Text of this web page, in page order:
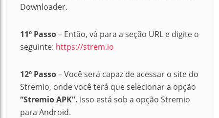
Downloader.
11º Passo– Então, vá para a seção URL e digite o
seguinte: https://strem.io
12º Passo– Você será capaz de acessar o site do
Stremio, onde você terá que selecionar a opção
“Stremio APK”. Isso está sob a opção Stremio
para Android.